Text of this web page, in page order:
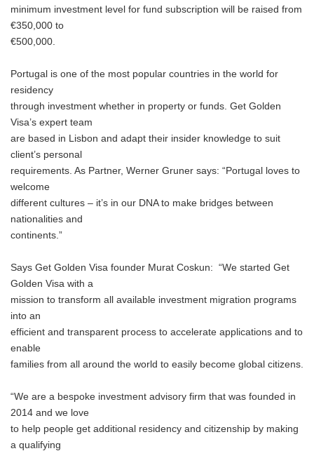
minimum investment level for fund subscription will be raised from
€350,000 to
€500,000.
Portugal is one of the most popular countries in the world for
residency
through investment whether in property or funds. Get Golden
Visa’s expert team
are based in Lisbon and adapt their insider knowledge to suit
client’s personal
requirements. As Partner, Werner Gruner says: “Portugal loves to
welcome
different cultures – it’s in our DNA to make bridges between
nationalities and
continents.”
Says Get Golden Visa founder Murat Coskun: “We started Get
Golden Visa with a
mission to transform all available investment migration programs
into an
efficient and transparent process to accelerate applications and to
enable
families from all around the world to easily become global citizens.
“We are a bespoke investment advisory firm that was founded in
2014 and we love
to help people get additional residency and citizenship by making
a qualifying